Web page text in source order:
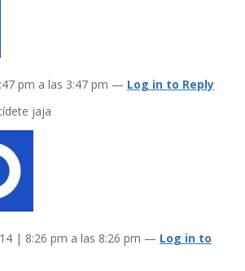
pm a las 3:47 pm — Log in to Reply
jaja
| 8:26 pm a las 8:26 pm — Log in to